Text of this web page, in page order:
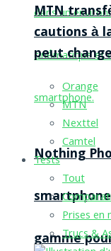
Nothing
gamme
MTN
cautions à
peut
Orange
MTN
Nexttel
Camtel
Tests
Tout
Prises en
Trucs &